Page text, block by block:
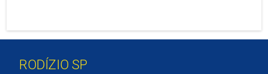
RODÍZIO SP